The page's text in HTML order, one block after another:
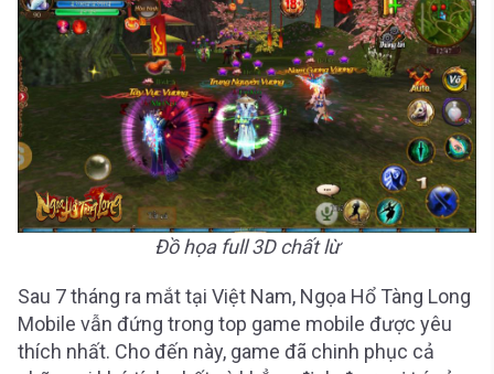
Đồ họa full 3D chất lừ
Sau 7 tháng ra mắt tại Việt Nam, Ngọa Hổ Tàng Long
Mobile vẫn đứng trong top game mobile được yêu
thích nhất. Cho đến này, game đã chinh phục cả